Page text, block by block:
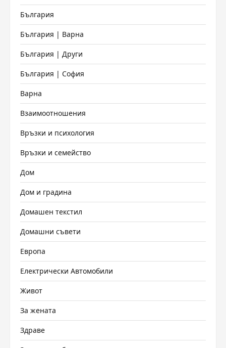
България
България | Варна
България | Други
България | София
Варна
Взаимоотношения
Връзки и психология
Връзки и семейство
Дом
Дом и градина
Домашен текстил
Домашни съвети
Европа
Електрически Автомобили
Живот
За жената
Здраве